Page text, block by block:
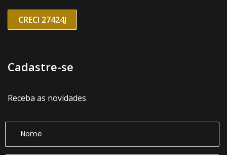
CRECI 27424J
Cadastre-se
Receba as novidades